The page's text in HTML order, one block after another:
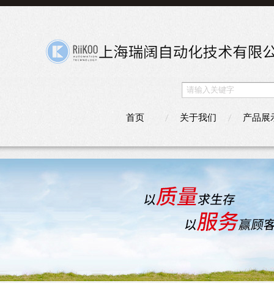
首页 关于我们 产品展